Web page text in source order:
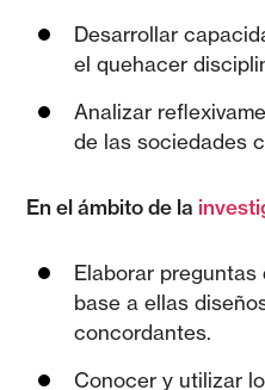
Desarrollar
el quehacer
Analizar
de las sociedades
En el ámbito de la
Elaborar
base a ellas
concordantes.
Conocer y utilizar